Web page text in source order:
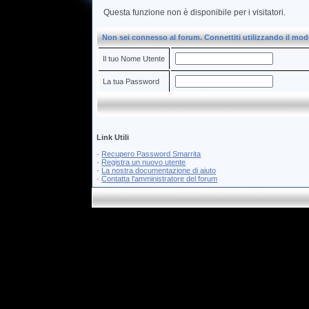
Questa funzione non è disponibile per i visitatori.
Non sei connesso al forum. Connettiti utilizzando il
Il tuo Nome Utente
La tua Password
Link Utili
· Recupero Password Smarrita
· Registra un nuovo utente
· La nostra documentazione di aiuto
·Contatta l'amministratore del forum